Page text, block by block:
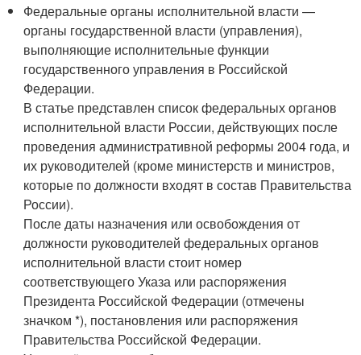
Федеральные органы исполнительной власти —
органы государственной власти (управления),
выполняющие исполнительные функции
государственного управления в Российской
Федерации.
В статье представлен список федеральных органов
исполнительной власти России, действующих после
проведения административной реформы 2004 года, и
их руководителей (кроме министерств и министров,
которые по должности входят в состав Правительства
России).
После даты назначения или освобождения от
должности руководителей федеральных органов
исполнительной власти стоит номер
соответствующего Указа или распоряжения
Президента Российской Федерации (отмечены
значком *), постановления или распоряжения
Правительства Российской Федерации.